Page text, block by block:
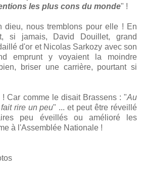
les plus cons du monde" !
dieu, nous tremblons pour elle ! En
si jamais, David Douillet, grand
d'or et Nicolas Sarkozy avec son
emprunt y voyaient la moindre
briser une carrière, pourtant si
! Car comme le disait Brassens : "Au
rire un peu" ... et peut être réveillé
peu éveillés ou amélioré les
à l'Assemblée Nationale !